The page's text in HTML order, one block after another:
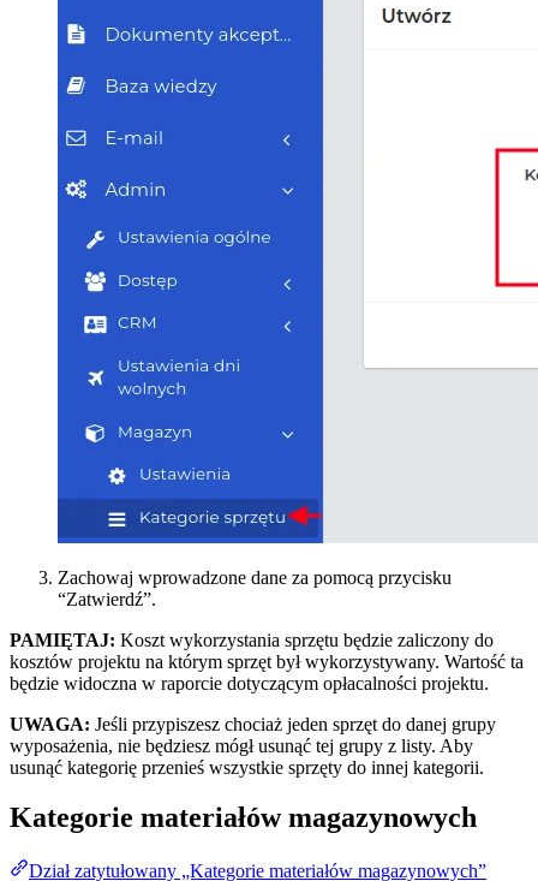
Zachowaj wprowadzone dane za pomocą przycisku
“Zatwierdź”.
PAMIĘTAJ: Koszt wykorzystania sprzętu będzie zaliczony do
kosztów projektu na którym sprzęt był wykorzystywany. Wartość ta
będzie widoczna w raporcie dotyczącym opłacalności projektu.
UWAGA: Jeśli przypiszesz chociaż jeden sprzęt do danej grupy
wyposażenia, nie będziesz mógł usunąć tej grupy z listy. Aby
usunąć kategorię przenieś wszystkie sprzęty do innej kategorii.
Kategorie materiałów magazynowych
Dział zatytułowany „Kategorie materiałów magazynowych”